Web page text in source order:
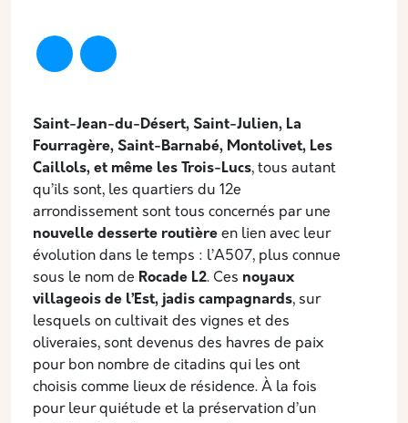
Description
Saint-Jean-du-Désert, Saint-Julien, La
Fourragère, Saint-Barnabé, Montolivet, Les
Caillols, et même les Trois-Lucs, tous autant
qu’ils sont, les quartiers du 12e
arrondissement sont tous concernés par une
nouvelle desserte routière en lien avec leur
évolution dans le temps : l’A507, plus connue
sous le nom de Rocade L2. Ces noyaux
villageois de l’Est, jadis campagnards, sur
lesquels on cultivait des vignes et des
oliveraies, sont devenus des havres de paix
pour bon nombre de citadins qui les ont
choisis comme lieux de résidence. À la fois
pour leur quiétude et la préservation d’un